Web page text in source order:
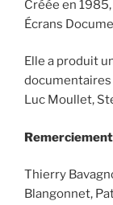
Créée en
Écrans
Elle a produit
documentaires
Luc Moullet,
Thierry
Blangonnet,